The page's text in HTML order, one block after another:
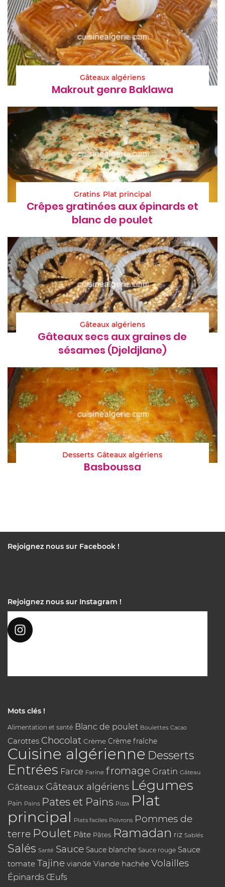
Gâteaux algériens
Makrout genre Baklawa
Gratins Plat principal
Crêpes gratinées aux épinards et
blanc de poulet
Gâteaux algériens
Gâteaux secs aux graines de
sésames (Djeldjlane)
Desserts Gâteaux algériens
Basboussa
Rejoignez nous sur Facebook !
Rejoignez nous sur Instagram !
Mots clés !
Alimentation et santé Blanc de poulet Boulettes Cacao
Carottes Chocolat Crème Crème fraîche
Cuisine algérienne Desserts
Entrées Farce Farine fromage Gratin Gâteau
Gâteaux Gâteaux algériens Légumes
Pain Pains Pates et Pains Pizza Plat
principal Plats faciles Poivrons Pommes de
terre Poulet Pâte Pâtes Ramadan riz Sablés
Salés Santé Sauce Sauce blanche Sauce rouge Sauce
tomate Tajine viande Viande hachée Volailles
Épinards Œufs